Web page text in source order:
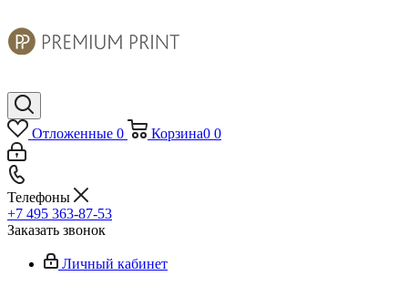
Отложенные 0 Корзина0 0
Телефоны
+7 495 363-87-53
Заказать звонок
Личный кабинет